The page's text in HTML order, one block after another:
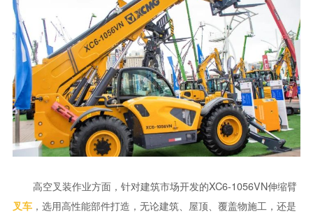
高空叉装作业方面，针对建筑市场开发的XC6-1056VN伸缩臂
叉车，选用高性能部件打造，无论建筑、屋顶、覆盖物施工，还是